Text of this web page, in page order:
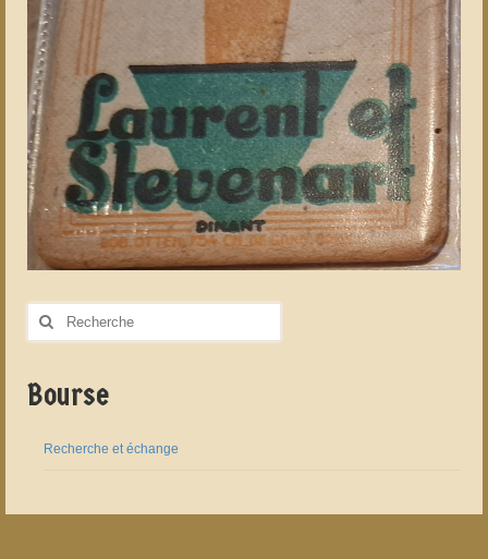
Rechercher
Bourse
Recherche et échange